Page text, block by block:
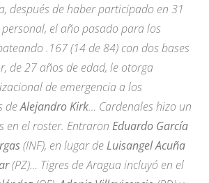
después de haber participado en 31
el año pasado para los
.167 (14 de 84) con dos bases
de 27 años de edad, le otorga
de emergencia a los
deAlejandro Kirk… Cardenales hizo un
en el roster. Entraron Eduardo García
(INF), en lugar deLuisangel Acuña
(PZ)… Tigres de Aragua incluyó en el